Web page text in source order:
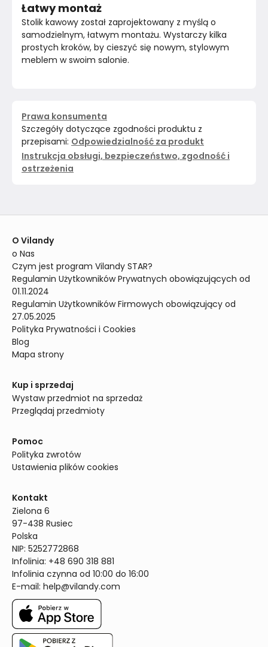
Łatwy montaż
Stolik kawowy został zaprojektowany z myślą o
samodzielnym, łatwym montażu. Wystarczy kilka
prostych kroków, by cieszyć się nowym, stylowym
meblem w swoim salonie.
Prawa konsumenta
Szczegóły dotyczące zgodności produktu z
przepisami: Odpowiedzialność za produkt
Instrukcja obsługi, bezpieczeństwo, zgodność i
ostrzeżenia
O Vilandy
o Nas
Czym jest program Vilandy STAR?
Regulamin Użytkowników Prywatnych obowiązujących od
01.11.2024
Regulamin Użytkowników Firmowych obowiązujący od
27.05.2025
Polityka Prywatności i Cookies
Blog
Mapa strony
Kup i sprzedaj
Wystaw przedmiot na sprzedaż
Przeglądaj przedmioty
Pomoc
Polityka zwrotów
Ustawienia plików cookies
Kontakt
Zielona 6
97-438 Rusiec
Polska
NIP: 5252772868
Infolinia: +48 690 318 881
Infolinia czynna od 10:00 do 16:00
E-mail: help@vilandy.com